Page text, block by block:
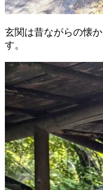
玄関は昔ながらの懐
す。